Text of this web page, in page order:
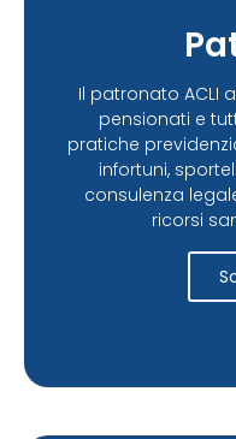
Il patronato ACLI
pensionati e
pratiche
infortuni,
consulenza
ricorsi